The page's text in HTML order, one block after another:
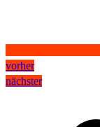
vorher
nächster